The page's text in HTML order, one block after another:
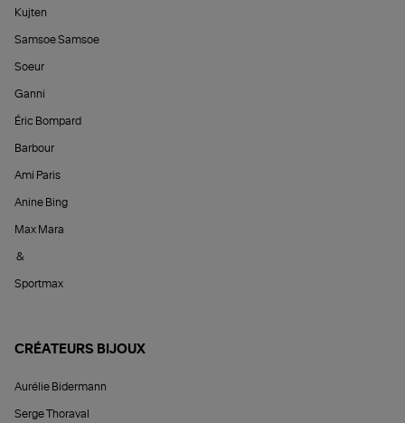
Kujten
Samsoe Samsoe
Soeur
Ganni
Éric Bompard
Barbour
Ami Paris
Anine Bing
Max Mara
&
Sportmax
CRÉATEURS BIJOUX
Aurélie Bidermann
Serge Thoraval